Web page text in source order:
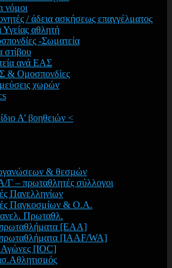
νόμοι
/ άδεια ασκήσεως επαγγέλματος
αθλητή
-Σωματεία
στίβου
ανά ΕΑΣ
& Ομοσπονδίες
χωρών
Α’ βοηθειών <
& θεσμών
– πρωταθλητές σύλλογοι
Πανελληνίων
Παγκοσμίων & Ο.Α.
Πρωταθλ.
[EAA]
[IAAF/WA]
Αγώνες [IOC]